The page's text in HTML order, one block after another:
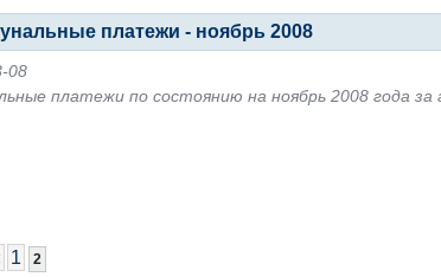
платежи - ноябрь 2008
08
платежи по состоянию на ноябрь 2008 года за
1 2